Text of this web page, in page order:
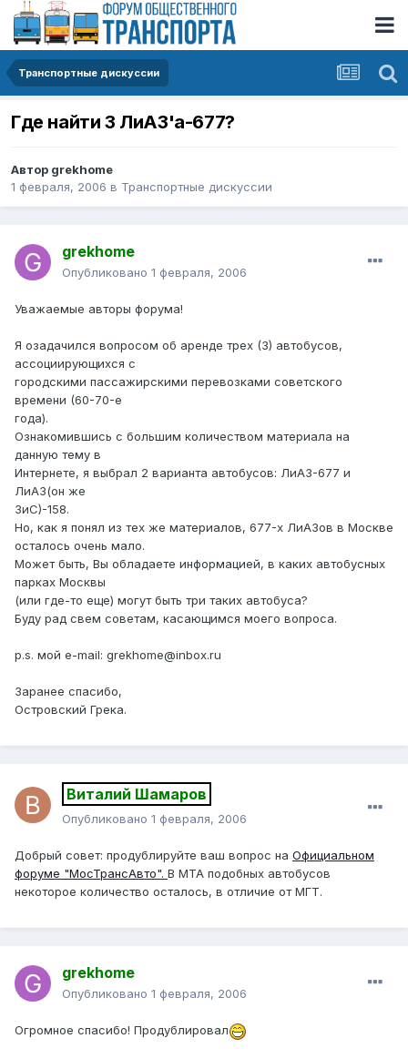
Транспортные дискуссии
Где найти 3 ЛиАЗ'а-677?
Автор grekhome
1 февраля, 2006 в Транспортные дискуссии
grekhome
Опубликовано 1 февраля, 2006
Уважаемые авторы форума!
Я озадачился вопросом об аренде трех (3) автобусов,
ассоциирующихся c
городскими пассажирскими перевозками советского
времени (60-70-е
года).
Ознакомившись с большим количеством материала на
данную тему в
Интернете, я выбрал 2 варианта автобусов: ЛиАЗ-677 и
ЛиАЗ(он же
ЗиС)-158.
Но, как я понял из тех же материалов, 677-х ЛиАЗов в Москве
осталось очень мало.
Может быть, Вы обладаете информацией, в каких автобусных
парках Москвы
(или где-то еще) могут быть три таких автобуса?
Буду рад свем советам, касающимся моего вопроса.
p.s. мой e-mail: grekhome@inbox.ru
Заранее спасибо,
Островский Грека.
Виталий Шамаров
Опубликовано 1 февраля, 2006
Добрый совет: продублируйте ваш вопрос на Официальном
форуме "МосТрансАвто". В МТА подобных автобусов
некоторое количество осталось, в отличие от МГТ.
grekhome
Опубликовано 1 февраля, 2006
Огромное спасибо! Продублировал